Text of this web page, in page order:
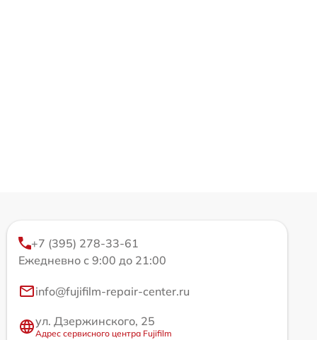
+7 (395) 278-33-61
Ежедневно с 9:00 до 21:00
info@fujifilm-repair-center.ru
ул. Дзержинского, 25
Адрес сервисного центра Fujifilm